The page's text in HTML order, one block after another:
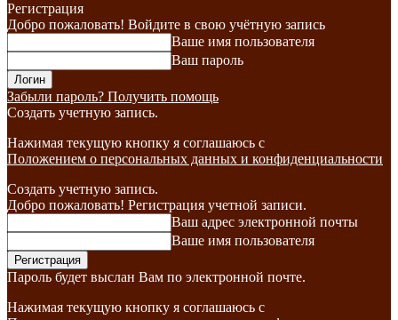
Регистрация
Добро пожаловать! Войдите в свою учётную запись
Ваше имя пользователя
Ваш пароль
Забыли пароль? Получить помощь
Создать учетную запись.
Нажимая текущую кнопку я соглашаюсь с
Положением о персональных данных и конфиденциальности
Создать учетную запись.
Добро пожаловать! Регистрация учетной записи.
Ваш адрес электронной почты
Ваше имя пользователя
Пароль будет выслан Вам по электронной почте.
Нажимая текущую кнопку я соглашаюсь с